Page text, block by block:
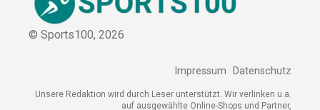
Impressum Datenschutz